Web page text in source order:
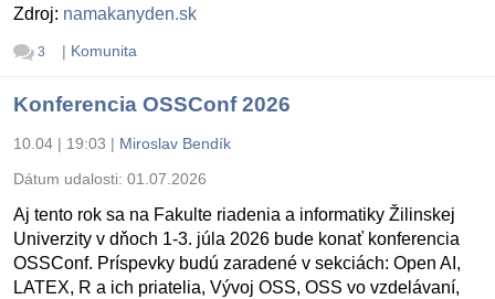
Zdroj: namakanyden.sk
3 | Komunita
Konferencia OSSConf 2026
10.04 | 19:03 | Miroslav Bendík
Dátum udalosti: 01.07.2026
Aj tento rok sa na Fakulte riadenia a informatiky Žilinskej
Univerzity v dňoch 1-3. júla 2026 bude konať konferencia
OSSConf. Príspevky budú zaradené v sekciách: Open AI,
LATEX, R a ich priatelia, Vývoj OSS, OSS vo vzdelávaní,